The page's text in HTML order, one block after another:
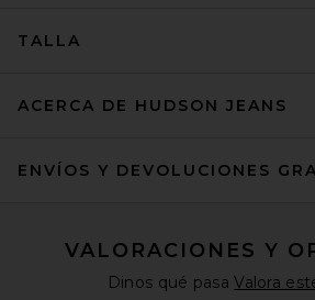
TALLA
ACERCA DE HUDSON JEANS
ENVÍOS Y DEVOLUCIONES
VALORACIONES Y
Dinos qué pasaValora